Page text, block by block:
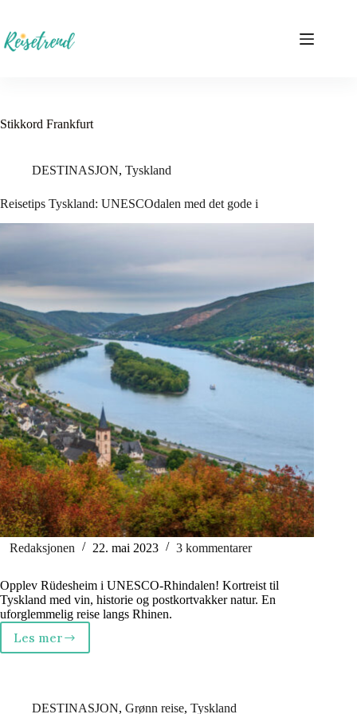
innholdet
Stikkord Frankfurt
DESTINASJON, Tyskland
Reisetips Tyskland: UNESCOdalen med det gode i
Redaksjonen 22. mai 2023 3 kommentarer
Opplev Rüdesheim i UNESCO-Rhindalen! Kortreist til
Tyskland med vin, historie og postkortvakker natur. En
uforglemmelig reise langs Rhinen.
Les merReisetips
det
DESTINASJON, Grønn reise, Tyskland